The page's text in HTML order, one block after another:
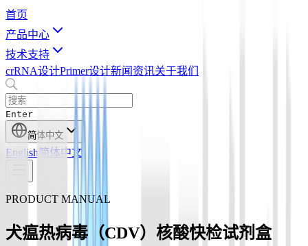
首页
产品中心
技术支持
crRNA设计Primer设计新闻资讯关于我们
Enter
简体中文
English 简体中文
PRODUCT MANUAL
犬瘟热病毒（CDV）核酸快检试剂盒